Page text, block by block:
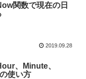
関数で現在の日
2019.09.28
、Minute、
使い方